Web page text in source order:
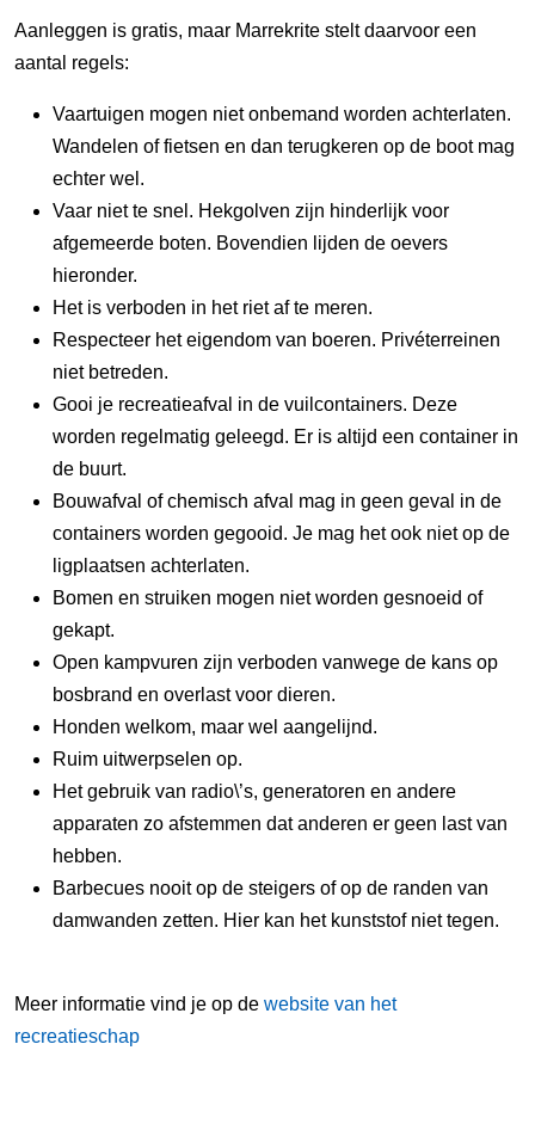
Aanleggen is gratis, maar Marrekrite stelt daarvoor een
aantal regels:
Vaartuigen mogen niet onbemand worden achterlaten.
Wandelen of fietsen en dan terugkeren op de boot mag
echter wel.
Vaar niet te snel. Hekgolven zijn hinderlijk voor
afgemeerde boten. Bovendien lijden de oevers
hieronder.
Het is verboden in het riet af te meren.
Respecteer het eigendom van boeren. Privéterreinen
niet betreden.
Gooi je recreatieafval in de vuilcontainers. Deze
worden regelmatig geleegd. Er is altijd een container in
de buurt.
Bouwafval of chemisch afval mag in geen geval in de
containers worden gegooid. Je mag het ook niet op de
ligplaatsen achterlaten.
Bomen en struiken mogen niet worden gesnoeid of
gekapt.
Open kampvuren zijn verboden vanwege de kans op
bosbrand en overlast voor dieren.
Honden welkom, maar wel aangelijnd.
Ruim uitwerpselen op.
Het gebruik van radio\’s, generatoren en andere
apparaten zo afstemmen dat anderen er geen last van
hebben.
Barbecues nooit op de steigers of op de randen van
damwanden zetten. Hier kan het kunststof niet tegen.
Meer informatie vind je op de website van het
recreatieschap